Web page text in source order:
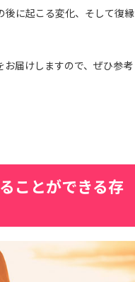
後に起こる変化、そして復縁
届けしますので、ぜひ参考
ことができる存